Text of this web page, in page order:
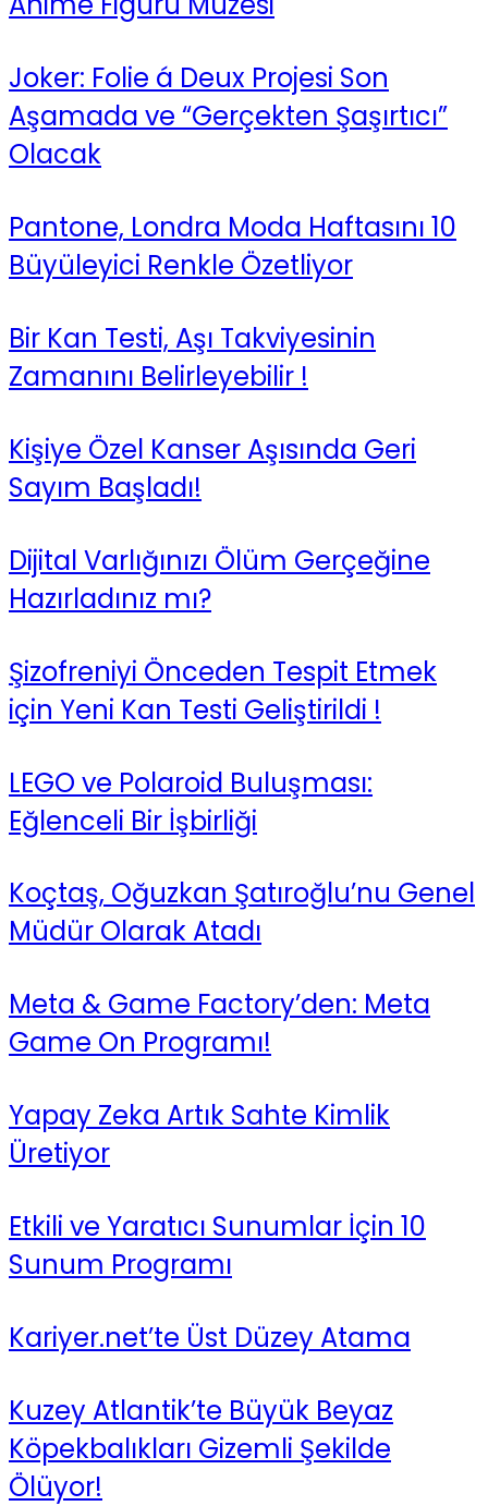
Joker: Folie á Deux Projesi Son
Aşamada ve “Gerçekten Şaşırtıcı”
Olacak
Pantone, Londra Moda Haftasını 10
Büyüleyici Renkle Özetliyor
Bir Kan Testi, Aşı Takviyesinin
Zamanını Belirleyebilir !
Kişiye Özel Kanser Aşısında Geri
Sayım Başladı!
Dijital Varlığınızı Ölüm Gerçeğine
Hazırladınız mı?
Şizofreniyi Önceden Tespit Etmek
için Yeni Kan Testi Geliştirildi !
LEGO ve Polaroid Buluşması:
Eğlenceli Bir İşbirliği
Koçtaş, Oğuzkan Şatıroğlu’nu Genel
Müdür Olarak Atadı
Meta & Game Factory’den: Meta
Game On Programı!
Yapay Zeka Artık Sahte Kimlik
Üretiyor
Etkili ve Yaratıcı Sunumlar İçin 10
Sunum Programı
Kariyer.net’te Üst Düzey Atama
Kuzey Atlantik’te Büyük Beyaz
Köpekbalıkları Gizemli Şekilde
Ölüyor!